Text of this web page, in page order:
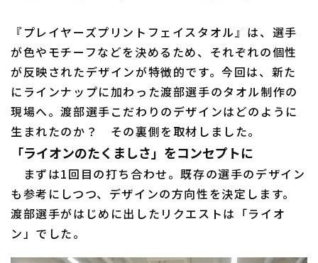
福岡ソフトバンクホークス
利用規約 プライバシーポリシー
『プレイヤーズプリントフェイスタオル』は、選手
が色やモチーフなどを決めるため、それぞれの個性
が反映されたデザインが特徴的です。今回は、新た
にラインナップに加わった渡部選手のタオル制作の
現場へ。渡部選手こだわりのデザインはどのように
生まれたのか？ その裏側を取材しました。
「ライオンのたくましさ」をコンセプトに
まずは1回目の打ち合わせ。既存の選手のデザイン
も参考にしつつ、デザインの方向性を決定します。
渡部選手がはじめに出したリクエストは「ライオ
ン」でした。